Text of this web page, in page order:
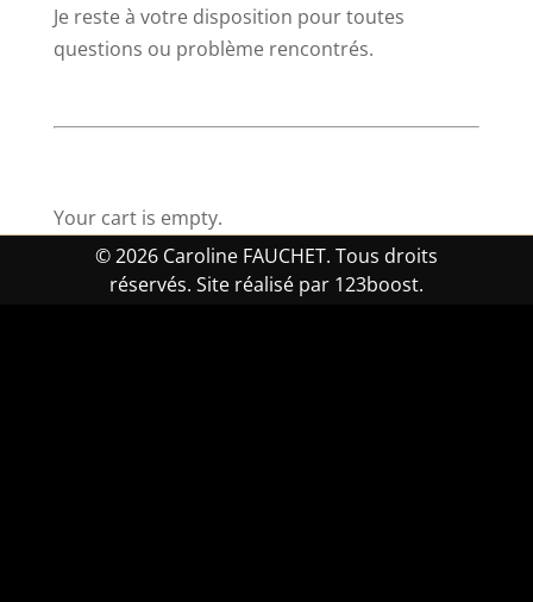
Je reste à votre disposition pour toutes
questions ou problème rencontrés.
Your cart is empty.
© 2026 Caroline FAUCHET. Tous droits
réservés. Site réalisé par 123boost.